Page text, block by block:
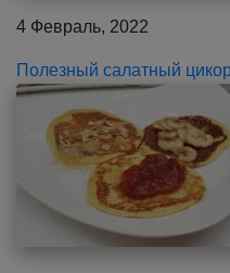
4 Февраль, 2022
Полезный салатный